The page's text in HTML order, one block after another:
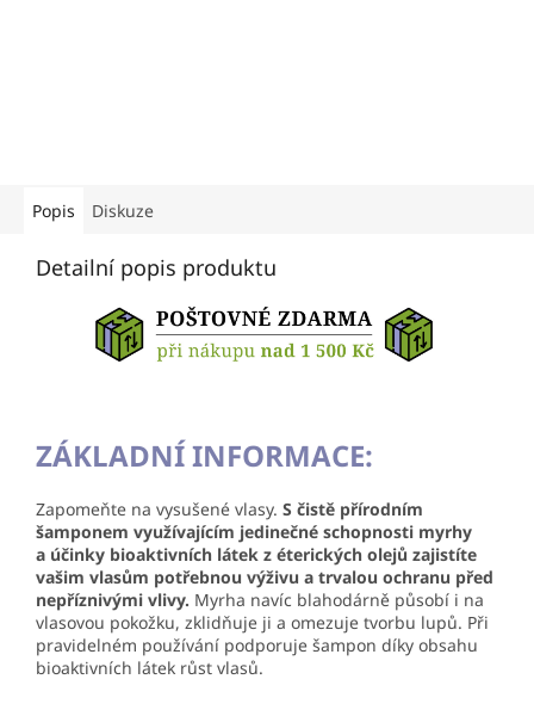
Popis Diskuze
Detailní popis produktu
ZÁKLADNÍ INFORMACE:
Zapomeňte na vysušené vlasy. S čistě přírodním
šamponem využívajícím jedinečné schopnosti myrhy
a účinky bioaktivních látek z éterických olejů zajistíte
vašim vlasům potřebnou výživu a trvalou ochranu před
nepříznivými vlivy. Myrha navíc blahodárně působí i na
vlasovou pokožku, zklidňuje ji a omezuje tvorbu lupů. Při
pravidelném používání podporuje šampon díky obsahu
bioaktivních látek růst vlasů.